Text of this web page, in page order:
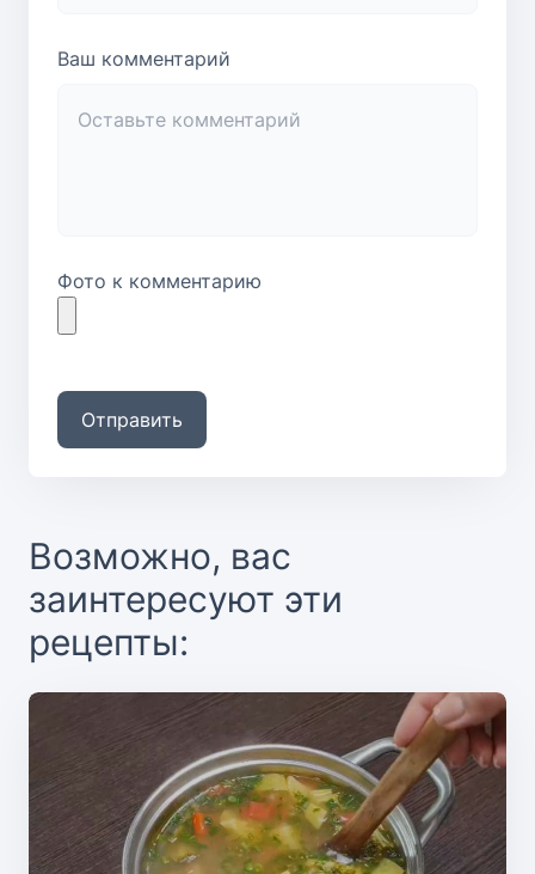
Ваш комментарий
Фото к комментарию
Отправить
Возможно, вас
заинтересуют эти
рецепты: